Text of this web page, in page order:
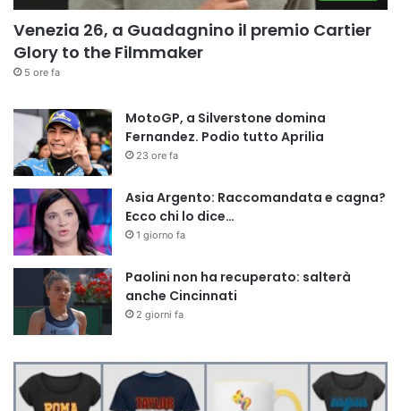
Venezia 26, a Guadagnino il premio Cartier
Glory to the Filmmaker
5 ore fa
MotoGP, a Silverstone domina
Fernandez. Podio tutto Aprilia
23 ore fa
Asia Argento: Raccomandata e cagna?
Ecco chi lo dice…
1 giorno fa
Paolini non ha recuperato: salterà
anche Cincinnati
2 giorni fa